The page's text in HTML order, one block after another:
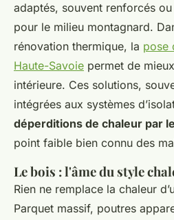
adaptés, souvent renforcés
pour le milieu montagnard.
rénovation thermique, la pose
Haute-Savoie permet de
intérieure. Ces solutions,
intégrées aux systèmes
déperditions de chaleur par
point faible bien connu des
Le bois : l'âme du style
Rien ne remplace la chaleur
Parquet massif, poutres